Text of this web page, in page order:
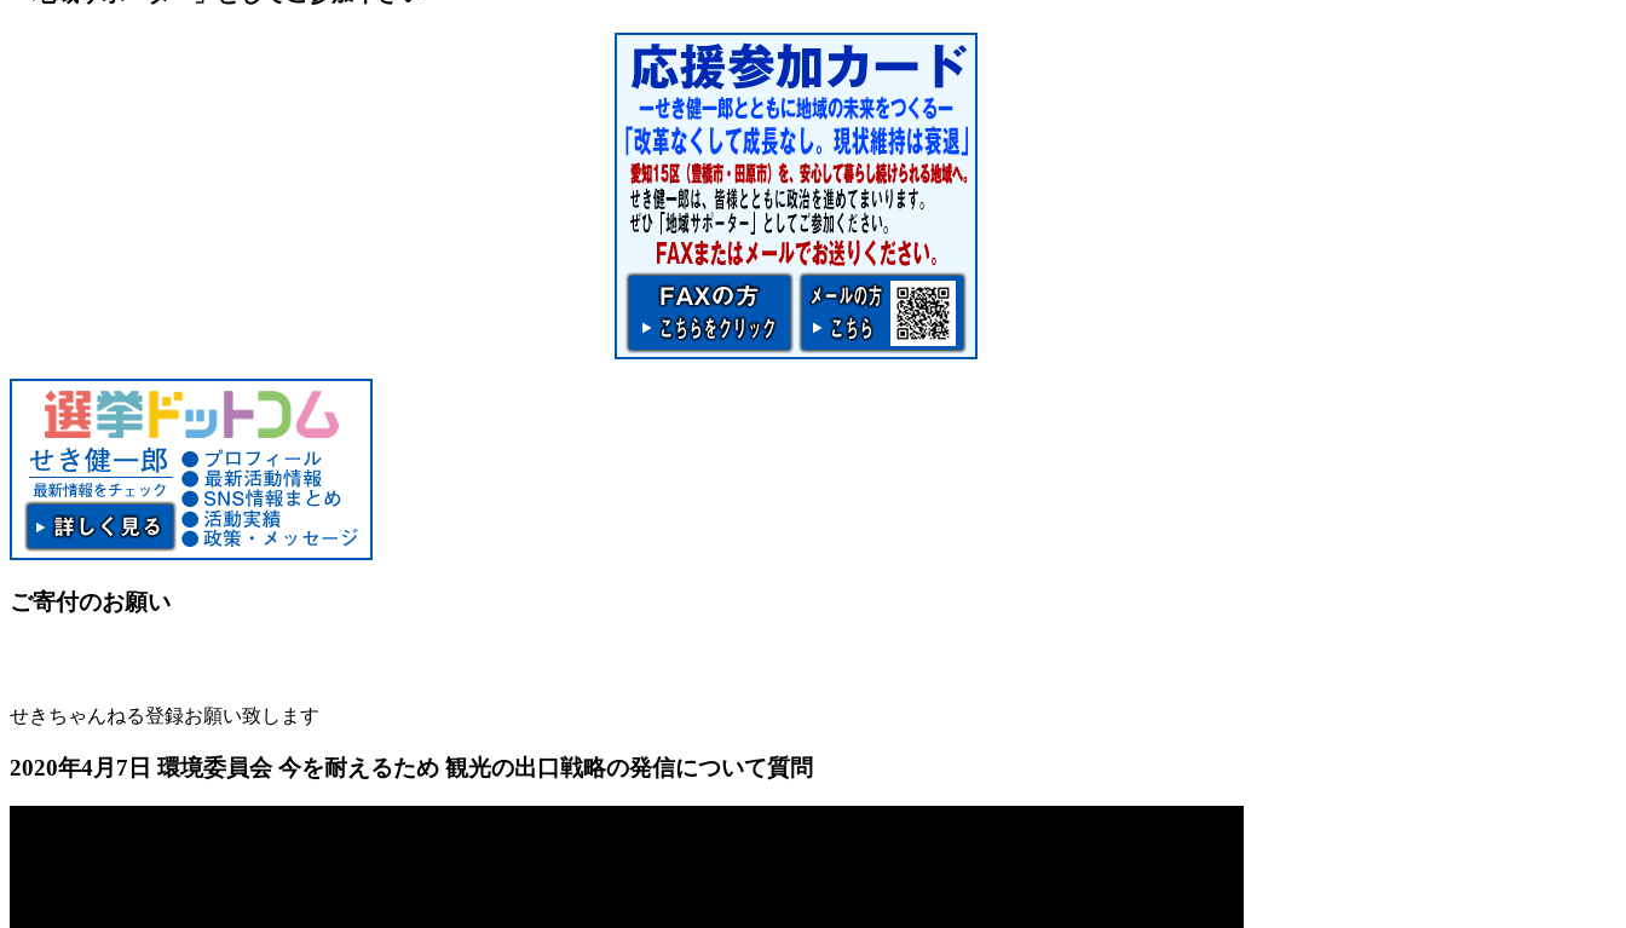
ご寄付のお願い
せきちゃんねる登録お願い致します
2020年4月7日 環境委員会 今を耐えるため 観光の出口戦略の発信について質問